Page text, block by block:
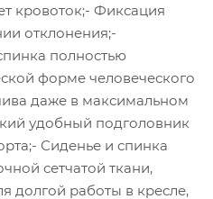
кровоток;- Фиксация
отклонения;-
полностью
форме человеческого
даже в максимальном
удобный подголовник
Сиденье и спинка
сетчатой ткани,
долгой работы в кресле,